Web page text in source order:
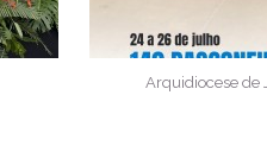
Arquidiocese de